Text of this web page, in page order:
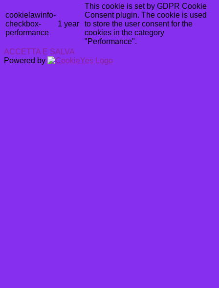
cookielawinfo-
checkbox-
performance
1 year
This cookie is set by GDPR Cookie
Consent plugin. The cookie is used
to store the user consent for the
cookies in the category
"Performance".
ACCETTA E SALVA
Powered by